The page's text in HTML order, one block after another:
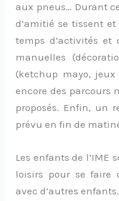
aux pneus… Durant
d’amitié se tissent
temps d’activités
manuelles
(ketchup mayo,
encore des parcours
proposés. Enfin, un
prévu en fin de
Les enfants de l’IME
loisirs pour se faire
avec d’autres enfants.